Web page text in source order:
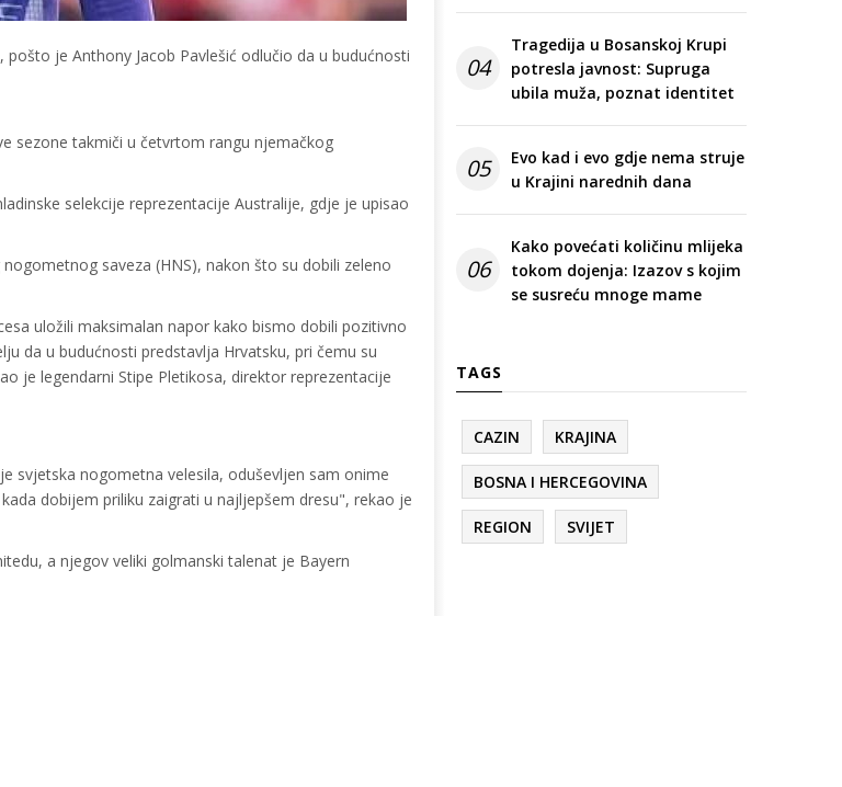
je Anthony Jacob Pavlešić odlučio da u budućnosti
sezone takmiči u četvrtom rangu njemačkog
selekcije reprezentacije Australije, gdje je upisao
saveza (HNS), nakon što su dobili zeleno
uložili maksimalan napor kako bismo dobili pozitivno
da u budućnosti predstavlja Hrvatsku, pri čemu su
je legendarni Stipe Pletikosa, direktor reprezentacije
svjetska nogometna velesila, oduševljen sam onime
dobijem priliku zaigrati u najljepšem dresu", rekao je
a njegov veliki golmanski talenat je Bayern
04
Tragedija u Bosanskoj Krupi
potresla javnost: Supruga
ubila muža, poznat identitet
05
Evo kad i evo gdje nema struje
u Krajini narednih dana
06
Kako povećati količinu mlijeka
tokom dojenja: Izazov s kojim
se susreću mnoge mame
TAGS
CAZIN KRAJINA
BOSNA I HERCEGOVINA
REGION SVIJET